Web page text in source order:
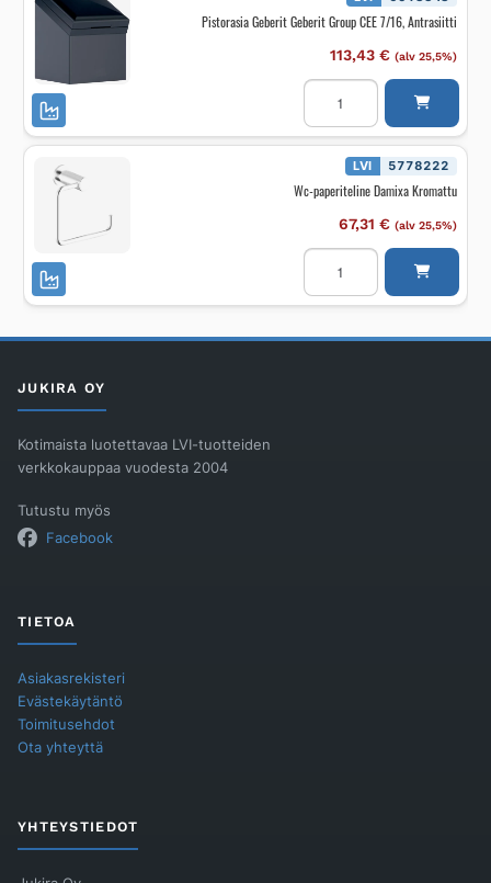
Pistorasia Geberit Geberit Group CEE 7/16, Antrasiitti
113,43 € (alv 25,5%)
Pistorasia
Geberit
Group
CEE
Antrasiitti
määrä
LVI 5778222
Wc-paperiteline Damixa Kromattu
67,31 € (alv 25,5%)
Wc-
paperiteline
Kromattu
JUKIRA OY
Kotimaista luotettavaa LVI-tuotteiden
verkkokauppaa vuodesta 2004
Tutustu myös
Facebook
TIETOA
Asiakasrekisteri
Evästekäytäntö
Toimitusehdot
Ota yhteyttä
YHTEYSTIEDOT